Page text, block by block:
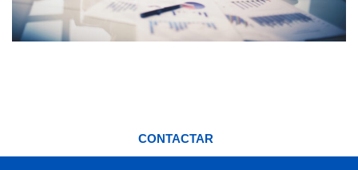
CONTACTAR